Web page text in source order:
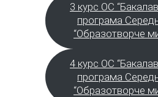
3 курс ОС
програма
“Образотворче
4 курс ОС
програма
“Образотворче